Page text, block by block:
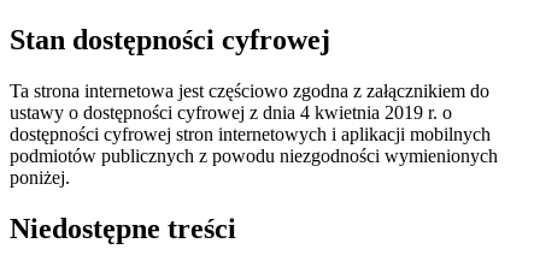
Stan dostępności cyfrowej
Ta strona internetowa jest częściowo zgodna z załącznikiem do
ustawy o dostępności cyfrowej z dnia 4 kwietnia 2019 r. o
dostępności cyfrowej stron internetowych i aplikacji mobilnych
podmiotów publicznych z powodu niezgodności wymienionych
poniżej.
Niedostępne treści